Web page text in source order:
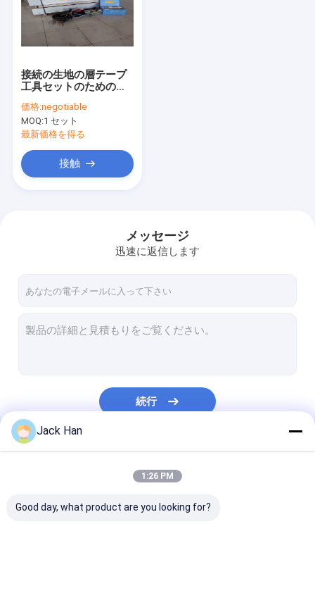
工場旅行
引用を要求しなさい
コンベヤー ベルトの加硫装置
コンベヤー ベルトの加硫機械
接続の生地の層テープ
工具セットのためのフ
ベルトの加硫装置圧力
袋
価格:negotiable
MOQ:1 セット
最新価格を得る
接触
メッセージ
迅速に返信します
続行
Jack Han
1:26 PM
Good day, what product are you looking for?